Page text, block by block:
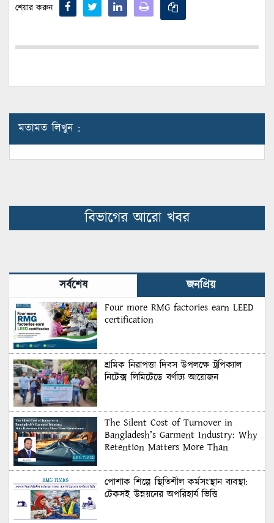
শেয়ার করুন
মতামত লিখুন :
বিভাগের আরো খবর
সর্বশেষ জনপ্রিয়
Four more RMG factories earn LEED
certification
শ্রমিক নিরাপত্তা দিবস উপলক্ষে ট্রপিক্যাল
নিটেক্স লিমিটেডে বর্ণাঢ্য আয়োজন
The Silent Cost of Turnover in
Bangladesh’s Garment Industry: Why
Retention Matters More Than
পোশাক শিল্পে স্থিতিশীল কর্মসংস্থান ব্যবস্থা:
টেকসই উন্নয়নের অপরিহার্য ভিত্তি